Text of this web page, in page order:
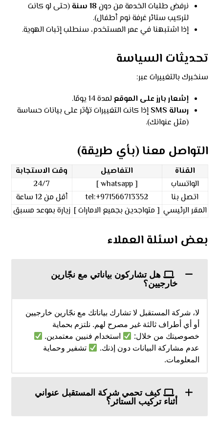
نرفض طلبات الخدمة من دون 18 سنة
(حتى لو كانت
لتركيب ستائر غرفة نوم أطفال).
إذا اشتبهنا في عمر المستخدم، سنطلب إثبات الهوية.
تحديثات السياسة
سنخبرك بالتغييرات عبر:
إشعار بارز على الموقع لمدة 14 يومًا.
رسالة SMS
إذا كانت التغييرات تؤثر على بيانات حساسة
(مثل عنوانك).
التواصل معنا (بأي طريقة)
القناة التفاصيل
وقت الاستجابة
الواتساب
[
whatsapp
]
24/7
اتصل بنا
tel:+971566713352
أقل من 12 ساعة
المقر الرئيسي [ متواجدين بجميع الامارات ] زيارة بموعد مسبق
بعض اسئلة العملاء
هل تشاركون بياناتي مع نجّارين
خارجيين؟
لا، شركة المستقبل لا تشارك بياناتك مع نجّارين خارجيين
أو أي أطراف ثالثة غير مصرح لهم. نلتزم بحماية
خصوصيتك من خلال:
استخدام فنيين معتمدين.
عدم مشاركة البيانات دون إذنك.
تشفير وحماية
المعلومات.
كيف تحمي شركة المستقبل عنواني
أثناء تركيب الستائر؟